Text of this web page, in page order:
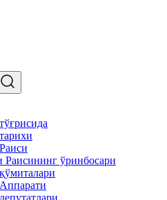
Раисининг ўринбосари